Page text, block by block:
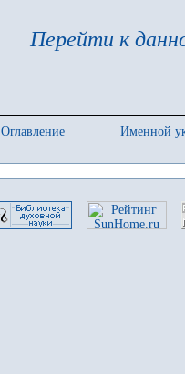
Перейти к
Оглавление
Именной